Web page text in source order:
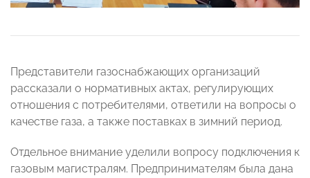
Представители газоснабжающих организаций
рассказали о нормативных актах, регулирующих
отношения с потребителями, ответили на вопросы о
качестве газа, а также поставках в зимний период.
Отдельное внимание уделили вопросу подключения к
газовым магистралям. Предпринимателям была дана